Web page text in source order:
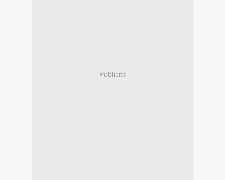
Publicité